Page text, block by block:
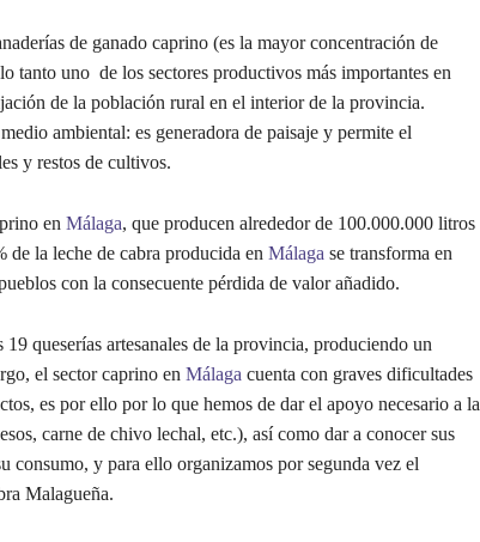
de ganado caprino (es la mayor concentración de
tanto uno de los sectores productivos más importantes en
de la población rural en el interior de la provincia.
ambiental: es generadora de paisaje y permite el
y restos de cultivos.
en Málaga, que producen alrededor de 100.000.000 litros
de la leche de cabra producida en Málaga se transforma en
con la consecuente pérdida de valor añadido.
queserías artesanales de la provincia, produciendo un
el sector caprino en Málaga cuenta con graves dificultades
es por ello por lo que hemos de dar el apoyo necesario a la
carne de chivo lechal, etc.), así como dar a conocer sus
consumo, y para ello organizamos por segunda vez el
Malagueña.